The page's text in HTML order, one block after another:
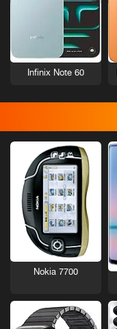
Infinix Note 60
Nokia 7700